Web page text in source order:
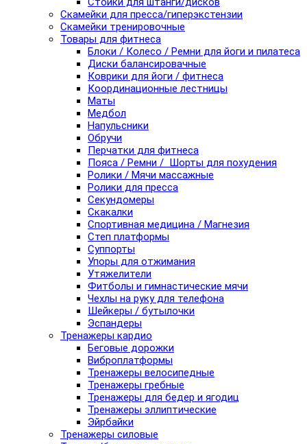
Скамейки для пресса/гиперэкстензии
Скамейки тренировочные
Товары для фитнеса
Блоки / Колесо / Ремни для йоги и пилатеса
Диски балансировачные
Коврики для йоги / фитнеса
Координационные лестницы
Маты
Медбол
Напульсники
Обручи
Перчатки для фитнеса
Пояса / Ремни / Шорты для похудения
Ролики / Мячи массажные
Ролики для пресса
Секундомеры
Скакалки
Спортивная медицина / Магнезия
Степ платформы
Суппорты
Упоры для отжимания
Утяжелители
Фитболы и гимнастические мячи
Чехлы на руку для телефона
Шейкеры / бутылочки
Эспандеры
Тренажеры кардио
Беговые дорожки
Виброплатформы
Тренажеры велосипедные
Тренажеры гребные
Тренажеры для бедер и ягодиц
Тренажеры эллиптические
Эйрбайки
Тренажеры силовые